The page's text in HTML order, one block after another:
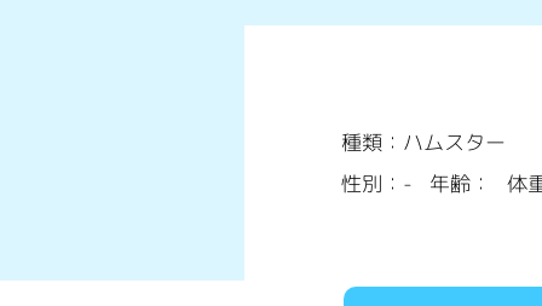
種類：ハムスター
性別：-
年齢： 体